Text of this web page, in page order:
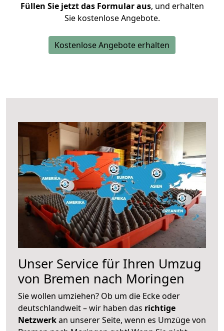
Füllen Sie jetzt das Formular aus, und erhalten
Sie kostenlose Angebote.
Kostenlose Angebote erhalten
Unser Service für Ihren Umzug
von Bremen nach Moringen
Sie wollen umziehen? Ob um die Ecke oder
deutschlandweit – wir haben das richtige
Netzwerkan unserer Seite, wenn es Umzüge von